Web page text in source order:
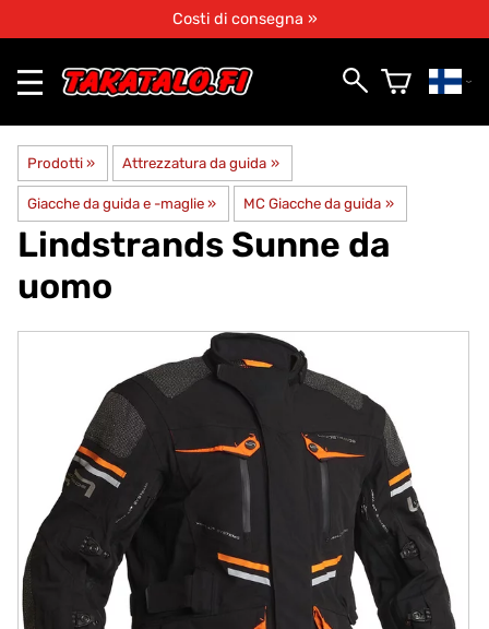
Costi di consegna »
Prodotti ‪» Attrezzatura da guida ‪»
Giacche da guida e -maglie ‪» MC Giacche da guida ‪»
Lindstrands Sunne da
uomo